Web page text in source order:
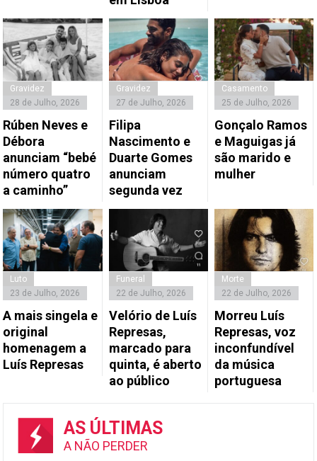
Gravidez
28 de Julho, 2026
Rúben Neves e
Débora
anunciam “bebé
número quatro
a caminho”
Gravidez
27 de Julho, 2026
Filipa
Nascimento e
Duarte Gomes
anunciam
segunda vez
Casamento
25 de Julho, 2026
Gonçalo Ramos
e Maguigas já
são marido e
mulher
Luto
23 de Julho, 2026
A mais singela e
original
homenagem a
Luís Represas
Funeral
22 de Julho, 2026
Velório de Luís
Represas,
marcado para
quinta, é aberto
ao público
Morte
22 de Julho, 2026
Morreu Luís
Represas, voz
inconfundível
da música
portuguesa
AS ÚLTIMAS
A NÃO PERDER